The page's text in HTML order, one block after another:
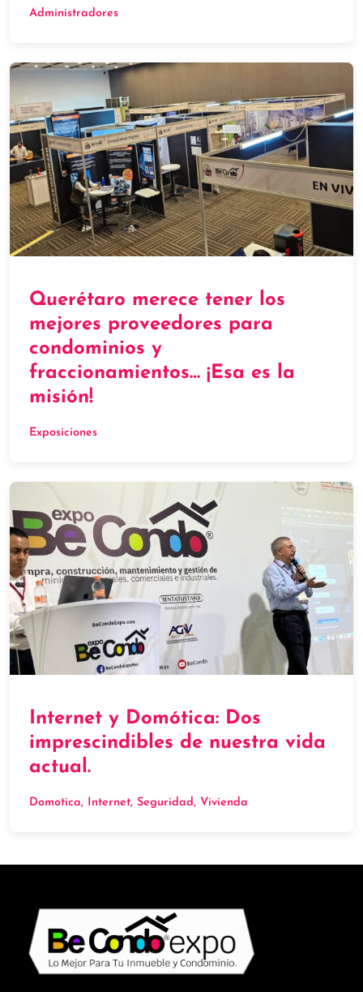
Administradores
Querétaro merece tener los
mejores proveedores para
condominios y
fraccionamientos… ¡Esa es la
misión!
Exposiciones
Internet y Domótica: Dos
imprescindibles de nuestra vida
actual.
Domotica, Internet, Seguridad, Vivienda